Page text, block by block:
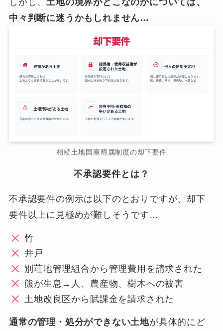
しかし、土地の境界がどこなのかについては、
中々判断に迷うかもしれません…
相続土地国庫帰属制度の却下要件
不承認要件とは？
不承認要件の例示は以下のとおりですが、却下
要件以上に見極めが難しそうです…
竹
井戸
別荘地管理組合から管理費用を請求された
熊が生息→人、農産物、樹木への被害
土地改良区から賦課金を請求された
通常の管理・処分ができない土地が具体的にど